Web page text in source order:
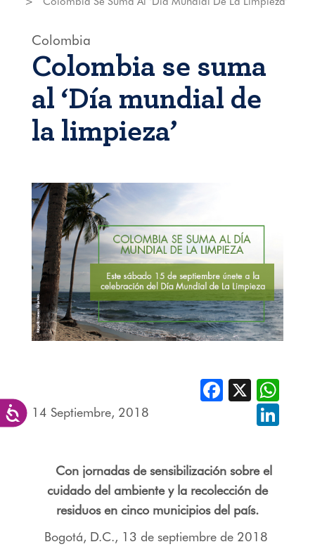
Accesibilidad
Colombia
Colombia se suma
al ‘Día mundial de
la limpieza’
14 Septiembre, 2018
Facebook
X
Con jornadas de sensibilización sobre el
cuidado del ambiente y la recolección de
residuos en cinco municipios del país.
Bogotá, D.C., 13 de septiembre de 2018